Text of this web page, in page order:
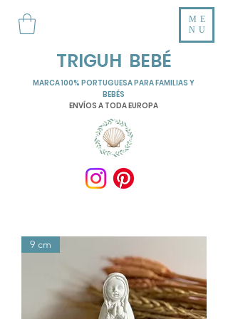
TRIGUH BEBÉ
ME
NU
MARCA 100% PORTUGUESA PARA FAMILIAS Y
BEBÉS
ENVÍOS A TODA EUROPA
9 cm